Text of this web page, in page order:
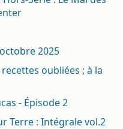
2025
oubliées ; à la
- Épisode 2
Terre : Intégrale vol.2